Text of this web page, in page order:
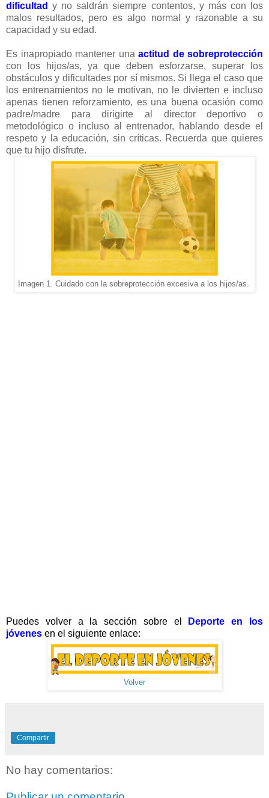
dificultad y no saldrán siempre contentos, y más con los
malos resultados, pero es algo normal y razonable a su
capacidad y su edad.
Es inapropiado mantener una actitud de sobreprotección
con los hijos/as, ya que deben esforzarse, superar los
obstáculos y dificultades por sí mismos. Si llega el caso que
los entrenamientos no le motivan, no le divierten e incluso
apenas tienen reforzamiento, es una buena ocasión como
padre/madre para dirigirte al director deportivo o
metodológico o incluso al entrenador, hablando desde el
respeto y la educación, sin críticas. Recuerda que quieres
que tu hijo disfrute.
Imagen 1. Cuidado con la sobreprotección excesiva a los hijos/as.
Puedes volver a la sección sobre el
Deporte en los
jóvenes en el siguiente enlace:
Volver
Compartir
No hay comentarios: